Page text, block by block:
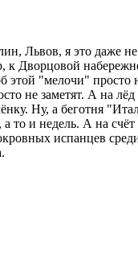
Львов, я это даже
Дворцовой
этой "мелочи" просто
не заметят. А на
Ну, а беготня
а то и недель. А на
испанцев